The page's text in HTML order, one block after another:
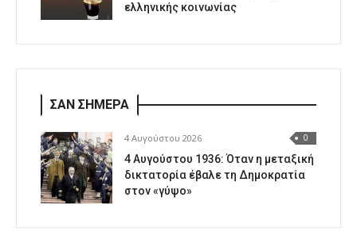
ελληνικής κοινωνίας
ΣΑΝ ΣΗΜΕΡΑ
4 Αυγούστου 2026 0
4 Αυγούστου 1936: Όταν η μεταξική
δικτατορία έβαλε τη Δημοκρατία
στον «γύψο»